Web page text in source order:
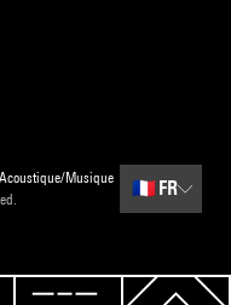
Musique
🇫🇷 FR